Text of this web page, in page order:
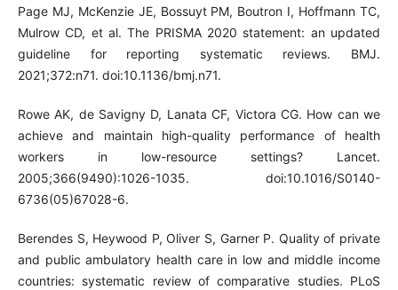
Page MJ, McKenzie JE, Bossuyt PM, Boutron I, Hoffmann TC,
Mulrow CD, et al. The PRISMA 2020 statement: an updated
guideline for reporting systematic reviews. BMJ.
2021;372:n71. doi:10.1136/bmj.n71.
Rowe AK, de Savigny D, Lanata CF, Victora CG. How can we
achieve and maintain high-quality performance of health
workers in low-resource settings? Lancet.
2005;366(9490):1026-1035. doi:10.1016/S0140-
6736(05)67028-6.
Berendes S, Heywood P, Oliver S, Garner P. Quality of private
and public ambulatory health care in low and middle income
countries: systematic review of comparative studies. PLoS